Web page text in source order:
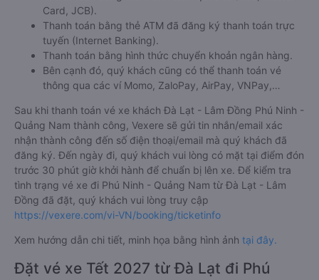
Card, JCB).
Thanh toán bằng thẻ ATM đã đăng ký thanh toán trực
tuyến (Internet Banking).
Thanh toán bằng hình thức chuyển khoản ngân hàng.
Bên cạnh đó, quý khách cũng có thể thanh toán vé
thông qua các ví Momo, ZaloPay, AirPay, VNPay,…
Sau khi thanh toán vé xe khách Đà Lạt - Lâm Đồng Phú Ninh -
Quảng Nam thành công, Vexere sẽ gửi tin nhắn/email xác
nhận thành công đến số điện thoại/email mà quý khách đã
đăng ký. Đến ngày đi, quý khách vui lòng có mặt tại điểm đón
trước 30 phút giờ khởi hành để chuẩn bị lên xe. Để kiểm tra
tình trạng vé xe đi Phú Ninh - Quảng Nam từ Đà Lạt - Lâm
Đồng đã đặt, quý khách vui lòng truy cập
https://vexere.com/vi-VN/booking/ticketinfo
Xem hướng dẫn chi tiết, minh họa bằng hình ảnh tại đây.
Đặt vé xe Tết 2027 từ Đà Lạt đi Phú